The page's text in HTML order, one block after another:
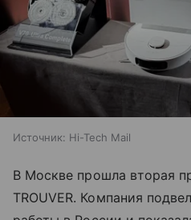
Источник: Hi-Tech Mail
В Москве прошла вторая
TROUVER. Компания